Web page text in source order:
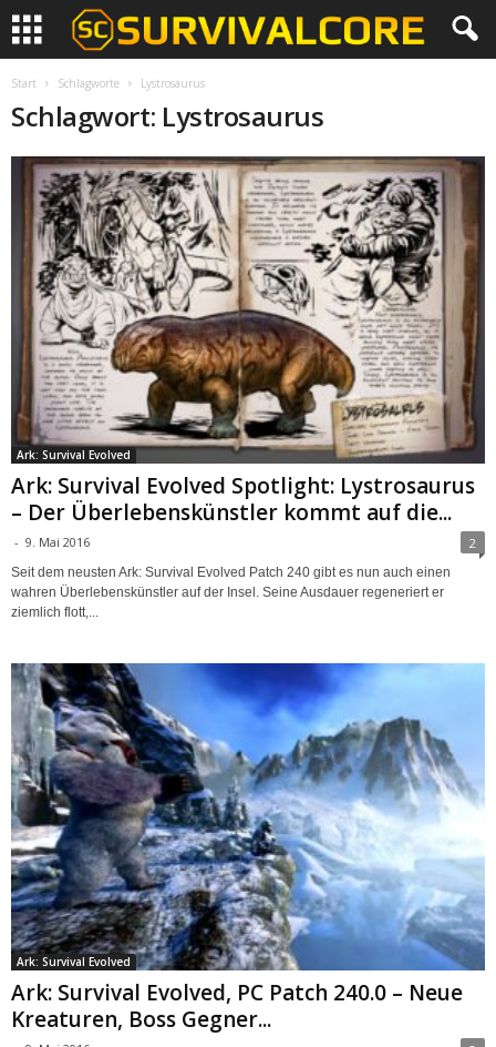
Start Schlagworte Lystrosaurus
Schlagwort: Lystrosaurus
Ark: Survival Evolved
Ark: Survival Evolved Spotlight: Lystrosaurus
– Der Überlebenskünstler kommt auf die...
- 9. Mai 2016 2
Seit dem neusten Ark: Survival Evolved Patch 240 gibt es nun auch einen
wahren Überlebenskünstler auf der Insel. Seine Ausdauer regeneriert er
ziemlich flott,...
Ark: Survival Evolved
Ark: Survival Evolved, PC Patch 240.0 – Neue
Kreaturen, Boss Gegner...